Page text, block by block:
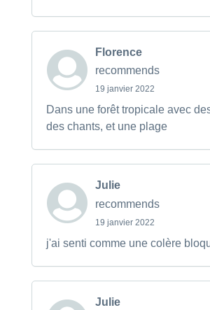
Florence
recommends
19 janvier 2022
Dans une forêt tropicale avec
des chants, et une plage
Julie
recommends
19 janvier 2022
j'ai senti comme une colère
Julie